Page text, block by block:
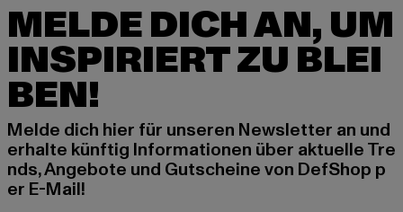
MELDE DICH AN, UM
INSPIRIERT ZU BLEI
BEN!
Melde dich hier für unseren Newsletter an und
erhalte künftig Informationen über aktuelle Tre
nds, Angebote und Gutscheine von DefShop p
er E-Mail!